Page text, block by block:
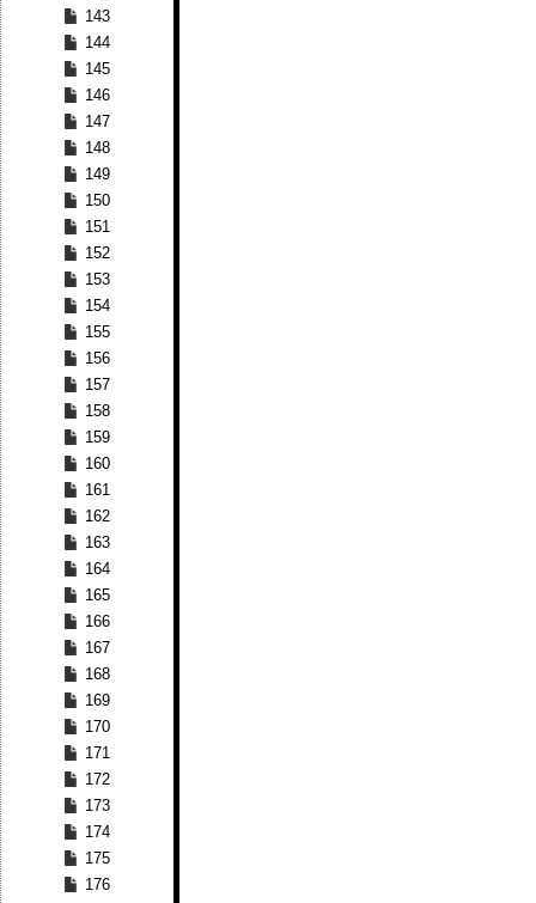
143
144
145
146
147
148
149
150
151
152
153
154
155
156
157
158
159
160
161
162
163
164
165
166
167
168
169
170
171
172
173
174
175
176